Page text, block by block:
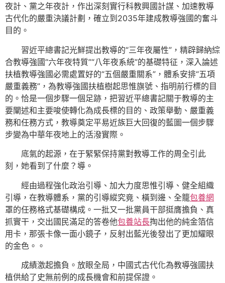
夜計、黨之年夜計，作出深刻實行科教興國計謀、加速教導
古代化的嚴重決議計劃，確立到2035年建成教導強國的奮斗
目的。
習近平總書記光鮮提出教導的“三年夜屬性”，精辟歸納綜
合教導強國“六年夜特質”“八年夜系統”的基礎特征，深入論述
扶植教導強國必需處置好的“五個嚴重關系”，體系安排“五項
嚴重義務”，為教導強國扶植樹起思惟旗號、指明前行標的目
的。恰是一個步驟一個足跡，把習近平總書記關于教導的主
要闡述和主要唆使轉化為成長標的目的、政策舉動、嚴重義
務和任務方式，教導奠定平易近族巨大回復的藍圖一個步驟
步變為中華年夜地上的活潑實際。
底氣的起源，在于緊緊保持黨對教導工作的周全引此
刻，她看到了什麼？導。
經由過程強化政治引導、加大力度思惟引導、健全組織
引導，在教導體系，黨的引導縱究竟、橫到邊、全籠包養網
罩的任務格式基礎構成。一批又一批黨員干部挺膺擔負、真
抓實干，交出國民滿足的答卷他包養站長掏出他的純金箔信
用卡，那張卡像一面小鏡子，反射出藍光後發出了更加耀眼
的金色。。
成績激起擔負。放眼全局，中國式古代化為教導強國扶
植供給了史無前例的成長機會和前提保證。